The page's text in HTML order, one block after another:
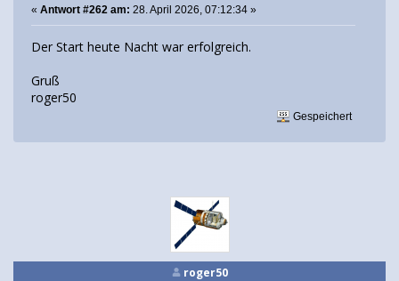
« Antwort #262 am: 28. April 2026, 07:12:34 »
Der Start heute Nacht war erfolgreich.
Gruß
roger50
Gespeichert
roger50